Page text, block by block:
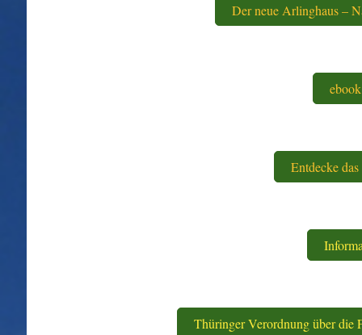
Der neue Arlinghaus –
Entdecke
Thüringer Verordnung über die